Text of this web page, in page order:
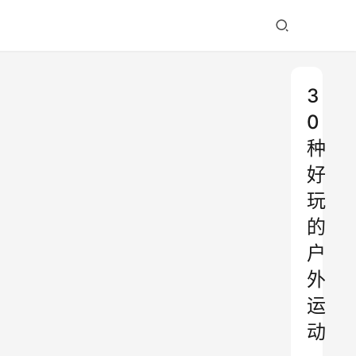
3
0
种
好
玩
的
户
外
运
动